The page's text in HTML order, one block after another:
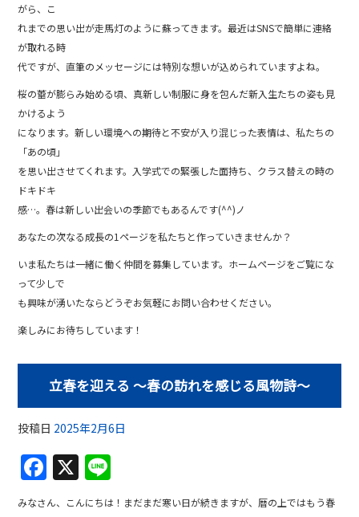
がら、こ
れまでの思い出が走馬灯のように蘇ってきます。最近はSNSで簡単に連絡
が取れる時
代ですが、直筆のメッセージには特別な想いが込められていますよね。
桜の蕾が膨らみ始める頃、真新しい制服に身を包んだ新入生たちの姿も見
かけるよう
になります。新しい環境への期待と不安が入り混じった表情は、私たちの
「あの頃」
を思い出させてくれます。入学式での緊張した面持ち、クラス替えの時の
ドキドキ
感…。春は新しい出会いの季節でもあるんです(^^)ノ
あなたの次なる成長の1ページを私たちと作っていきませんか？
いま私たちは一緒に働く仲間を募集しています。ホームページをご覧にな
って少しで
も興味が湧いたならどうぞお気軽にお問い合わせください。
楽しみにお待ちしています！
立春を迎える ～春の訪れを感じる風物詩～
投稿日 2025年2月6日
F
a
X
n
みなさん、こんにちは！まだまだ寒い日が続きますが、暦の上ではもう春